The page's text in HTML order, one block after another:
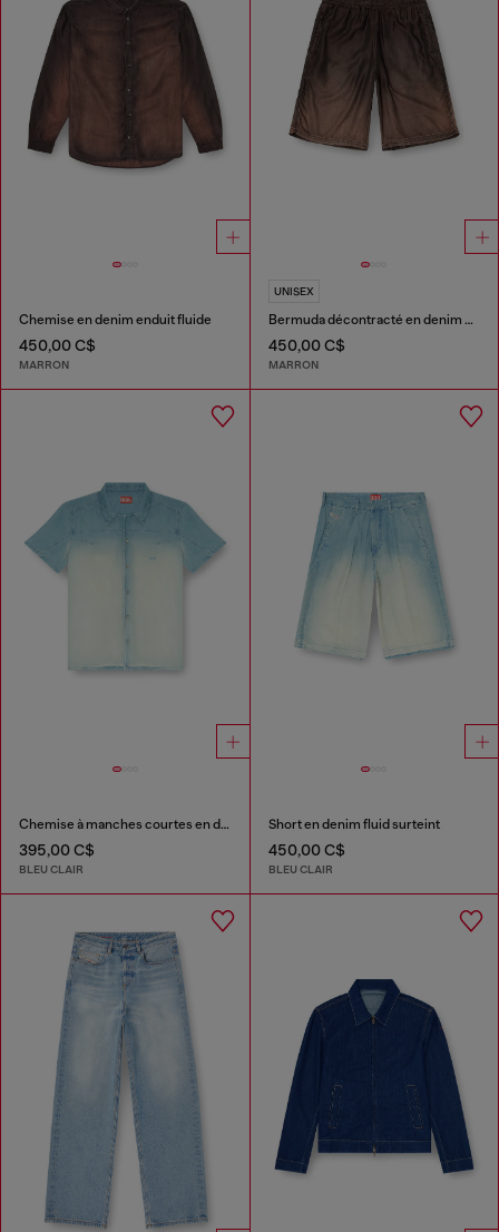
Chemise en denim enduit fluide
450,00 C$
MARRON
UNISEX
Bermuda décontracté en denim enduit fluide
450,00 C$
MARRON
Chemise à manches courtes en denim fluide surteint
395,00 C$
BLEU CLAIR
Short en denim fluid surteint
450,00 C$
BLEU CLAIR